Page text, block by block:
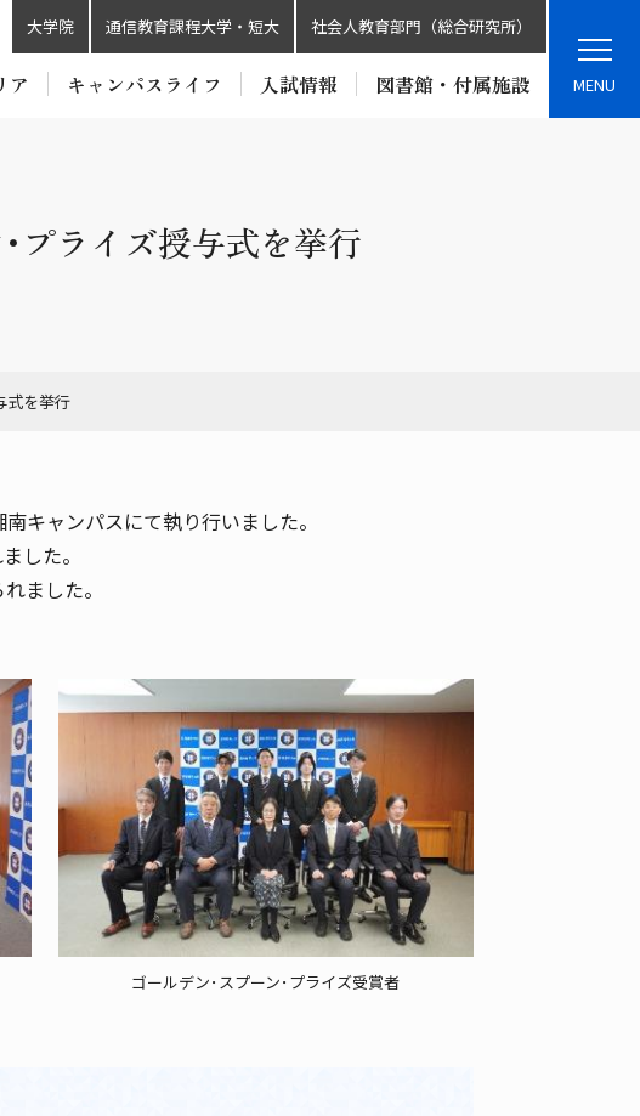
大学院 通信教育課程大学・短大 社会人教育部門（総合研究所）
ア キャンパスライフ 入試情報 図書館・付属施設 MENU
プライズ授与式を挙行
式を挙行
キャンパスにて執り行いました。
した。
ました。
ゴールデン･スプーン･プライズ受賞者